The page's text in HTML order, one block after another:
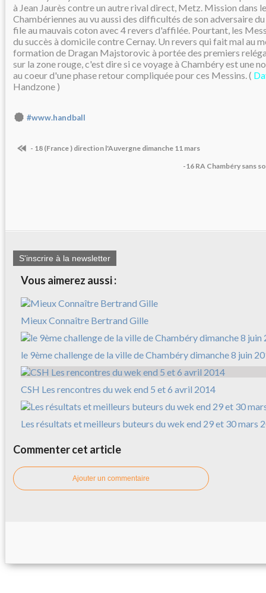
à Jean Jaurès contre un autre rival direct, Metz. Mission dans
Chambériennes au vu aussi des difficultés de son adversaire
file au mauvais coton avec 4 revers d'affilée. Pourtant, les
du succès à domicile contre Cernay. Un revers qui fait mal au
formation de Dragan Majstorovic à portée des premiers
sur la zone rouge, c'est dire si ce voyage à Chambéry est une
au coeur d'une phase retour compliquée pour ces Messins. (
Handzone )
#www.handball
- 18 (France ) direction l'Auvergne dimanche 11 mars
-16 RA Chambéry sans
S'inscrire à la newsletter
Vous aimerez aussi :
Mieux Connaître Bertrand Gille
le 9ème challenge de la ville de Chambéry dimanche 8 juin
CSH Les rencontres du wek end 5 et 6 avril 2014
Les résultats et meilleurs buteurs du wek end 29 et 30 mars
Commenter cet article
Ajouter un commentaire